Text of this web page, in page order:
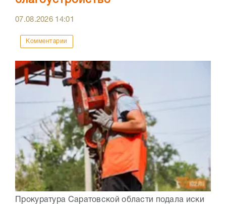
07.08.2026 14:01
Комментарии
Прокуратура Саратовской области подала иски